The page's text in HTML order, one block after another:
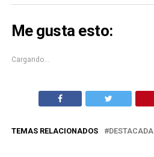
Twitter
en
una
Facebook
en
una
Me gusta esto:
Cargando...
TEMAS RELACIONADOS DESTACADA